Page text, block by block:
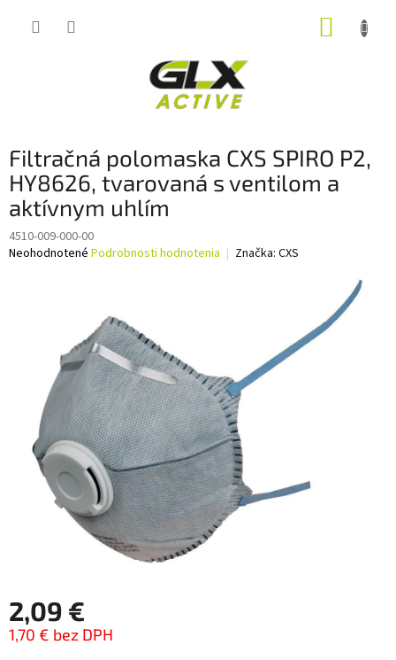
Filtračná polomaska CXS SPIRO P2,
HY8626, tvarovaná s ventilom a
aktívnym uhlím
4510-009-000-00
Priemerné
hviezdičiek.
Neohodnotené Podrobnosti hodnotenia Značka: CXS
2,09 €
1,70 € bez DPH